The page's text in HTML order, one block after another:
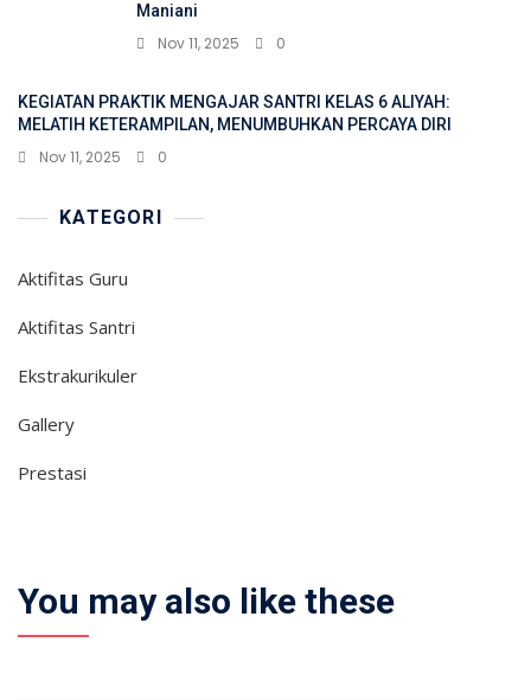
Maniani
Nov 11, 2025 0
KEGIATAN PRAKTIK MENGAJAR SANTRI KELAS 6 ALIYAH:
MELATIH KETERAMPILAN, MENUMBUHKAN PERCAYA DIRI
Nov 11, 2025 0
KATEGORI
Aktifitas Guru
Aktifitas Santri
Ekstrakurikuler
Gallery
Prestasi
You may also like these